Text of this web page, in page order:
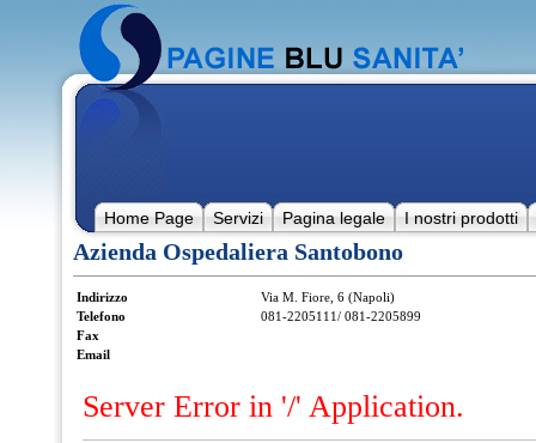
Home Page Servizi Pagina legale I nostri prodotti
Azienda Ospedaliera Santobono
Indirizzo
Via M. Fiore, 6 (Napoli)
Telefono
081-2205111/ 081-2205899
Fax
Email